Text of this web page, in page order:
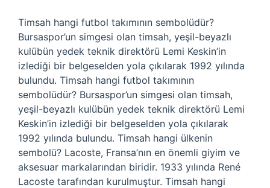
Timsah hangi futbol takımının sembolüdür?
Bursaspor’un simgesi olan timsah, yeşil-beyazlı
kulübün yedek teknik direktörü Lemi Keskin’in
izlediği bir belgeselden yola çıkılarak 1992 yılında
bulundu. Timsah hangi futbol takımının
sembolüdür? Bursaspor’un simgesi olan timsah,
yeşil-beyazlı kulübün yedek teknik direktörü Lemi
Keskin’in izlediği bir belgeselden yola çıkılarak
1992 yılında bulundu. Timsah hangi ülkenin
sembolü? Lacoste, Fransa’nın en önemli giyim ve
aksesuar markalarından biridir. 1933 yılında René
Lacoste tarafından kurulmuştur. Timsah hangi